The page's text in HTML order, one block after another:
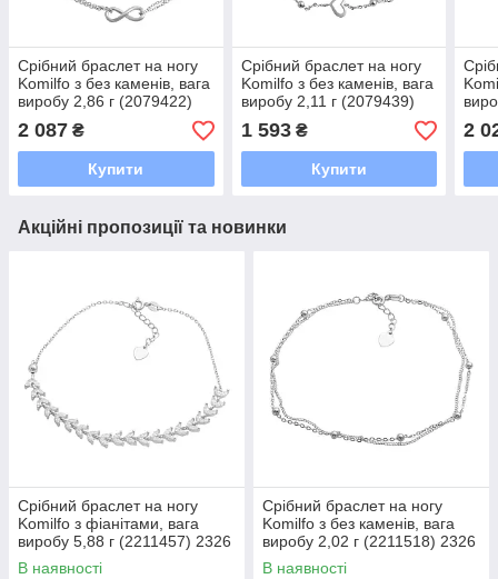
Срібний браслет на ногу
Komilfo з без каменів, вага
виробу 2,86 г (2079422)
2326 розмір
2 087 ₴
Купити
Срібний браслет на ногу
Komilfo з без каменів, вага
виробу 2,11 г (2079439)
2326 розмір
1 593₴
Купити
2
Акційні пропозиції та новинки
Срібний браслет на ногу
Komilfo з фіанітами, вага
виробу 5,88 г (2211457) 2326
розмір
В наявності
Срібний браслет на ногу
Komilfo з без каменів, вага
виробу 2,02 г (2211518) 2326
розмір
В наявності